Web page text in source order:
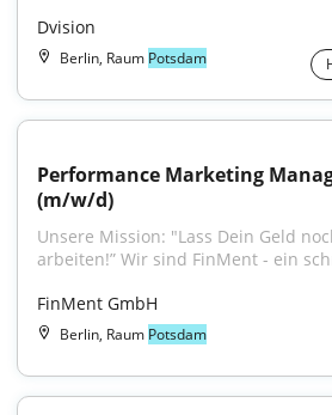
Dvision
Berlin, Raum Potsdam
Performance Marketing
(m/w/d)
Unsere Mission: "Lass Dein Geld
arbeiten!” Wir sind FinMent - ein
FinMent GmbH
Berlin, Raum Potsdam